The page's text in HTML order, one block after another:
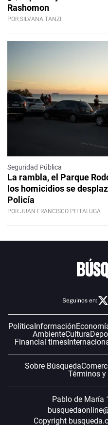
Rashomon
POR SILVANA TANZI
Seguridad Pública
La rambla, el Parque
los homicidios se
Policía
POR JUAN FRANCISCO PITTALUGA
Seguinos en:
PolíticaInformación
AmbienteCultura
Financial times
Sobre Búsqueda
Términos
Pablo de María
Copyright